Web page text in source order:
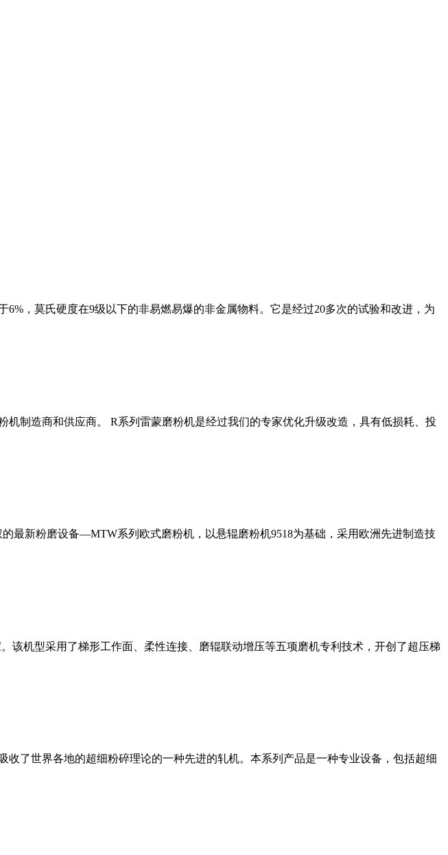
，莫氏硬度在9级以下的非易燃易爆的非金属物料。它是经过20多次的试验和改进，为
制造商和供应商。 R系列雷蒙磨粉机是经过我们的专家优化升级改造，具有低损耗、投
最新粉磨设备—MTW系列欧式磨粉机，以悬辊磨粉机9518为基础，采用欧洲先进制造技
该机型采用了梯形工作面、柔性连接、磨辊联动增压等五项磨机专利技术，开创了超压梯
了世界各地的超细粉碎理论的一种先进的轧机。本系列产品是一种专业设备，包括超细